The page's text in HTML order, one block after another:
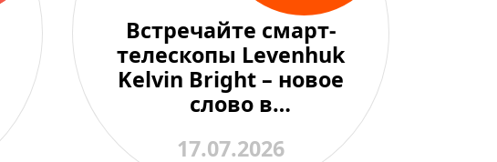
Встречайте смарт-
телескопы Levenhuk
Kelvin Bright – новое
слово в
астрономии
17.07.2026